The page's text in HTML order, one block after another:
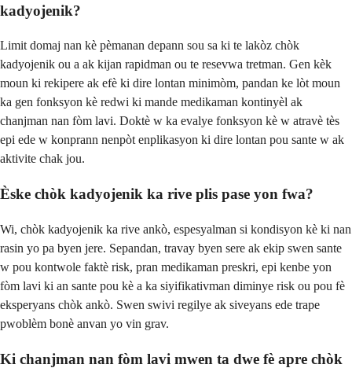
kadyojenik?
Limit domaj nan kè pèmanan depann sou sa ki te lakòz chòk
kadyojenik ou a ak kijan rapidman ou te resevwa tretman. Gen kèk
moun ki rekipere ak efè ki dire lontan minimòm, pandan ke lòt moun
ka gen fonksyon kè redwi ki mande medikaman kontinyèl ak
chanjman nan fòm lavi. Doktè w ka evalye fonksyon kè w atravè tès
epi ede w konprann nenpòt enplikasyon ki dire lontan pou sante w ak
aktivite chak jou.
Èske chòk kadyojenik ka rive plis pase yon fwa?
Wi, chòk kadyojenik ka rive ankò, espesyalman si kondisyon kè ki nan
rasin yo pa byen jere. Sepandan, travay byen sere ak ekip swen sante
w pou kontwole faktè risk, pran medikaman preskri, epi kenbe yon
fòm lavi ki an sante pou kè a ka siyifikativman diminye risk ou pou fè
eksperyans chòk ankò. Swen swivi regilye ak siveyans ede trape
pwoblèm bonè anvan yo vin grav.
Ki chanjman nan fòm lavi mwen ta dwe fè apre chòk